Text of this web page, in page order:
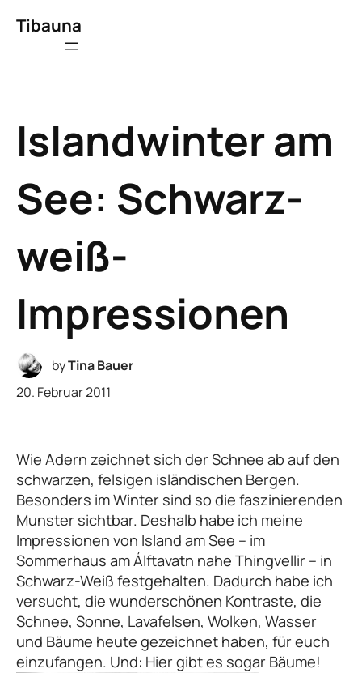
Tibauna
Islandwinter am
See: Schwarz-
weiß-
Impressionen
byTina Bauer
20. Februar 2011
Wie Adern zeichnet sich der Schnee ab auf den
schwarzen, felsigen isländischen Bergen.
Besonders im Winter sind so die faszinierenden
Munster sichtbar. Deshalb habe ich meine
Impressionen von Island am See – im
Sommerhaus am Álftavatn nahe Thingvellir – in
Schwarz-Weiß festgehalten. Dadurch habe ich
versucht, die wunderschönen Kontraste, die
Schnee, Sonne, Lavafelsen, Wolken, Wasser
und Bäume heute gezeichnet haben, für euch
einzufangen. Und: Hier gibt es sogar Bäume!